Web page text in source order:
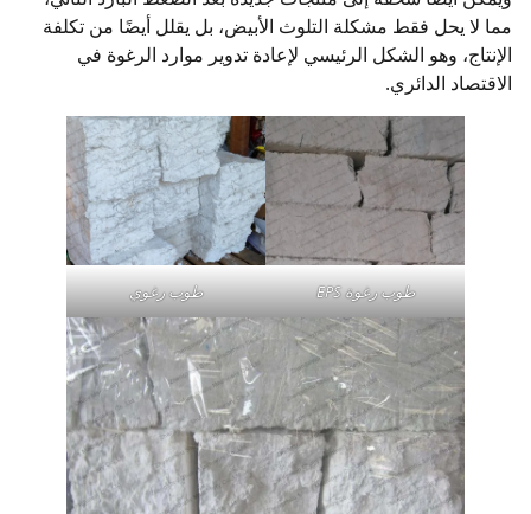
مما لا يحل فقط مشكلة التلوث الأبيض، بل يقلل أيضًا من تكلفة
الإنتاج، وهو الشكل الرئيسي لإعادة تدوير موارد الرغوة في
الاقتصاد الدائري.
طوب رغوة EPS طوب رغوي